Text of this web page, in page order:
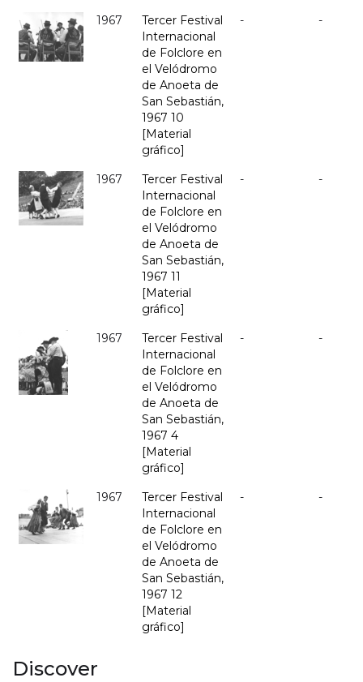
1967
Tercer Festival
Internacional
de Folclore en
el Velódromo
de Anoeta de
San Sebastián,
1967 10
[Material
gráfico]
- -
1967
Tercer Festival
Internacional
de Folclore en
el Velódromo
de Anoeta de
San Sebastián,
1967 11
[Material
gráfico]
- -
1967
Tercer Festival
Internacional
de Folclore en
el Velódromo
de Anoeta de
San Sebastián,
1967 4
[Material
gráfico]
- -
1967
Tercer Festival
Internacional
de Folclore en
el Velódromo
de Anoeta de
San Sebastián,
1967 12
[Material
gráfico]
- -
Discover